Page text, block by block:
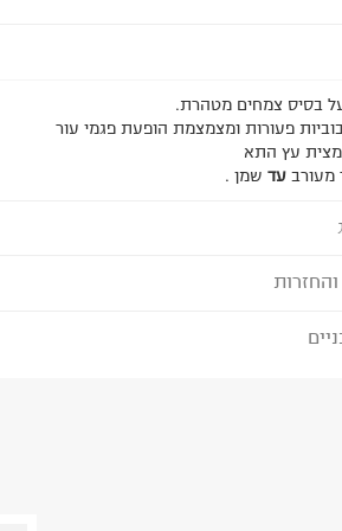
בסיס צמחים מטהרת.
פעורות ומצמצמת הופעת פגמי עור
עץ התא
מעורב עד שמן .
המשלוח המתאימה לכם,